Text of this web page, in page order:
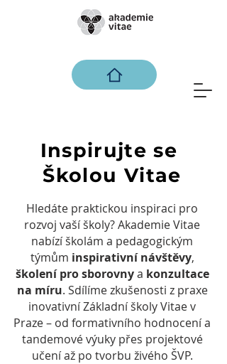
Hledáte praktickou inspiraci pro
rozvoj vaší školy? Akademie Vitae
nabízí školám a pedagogickým
týmům inspirativní návštěvy,
školení pro sborovnya konzultace
na míru. Sdílíme zkušenosti z praxe
inovativní Základní školy Vitae v
Praze – od formativního hodnocení a
tandemové výuky přes projektové
učení až po tvorbu živého ŠVP.
Inspirujte se
Školou Vitae